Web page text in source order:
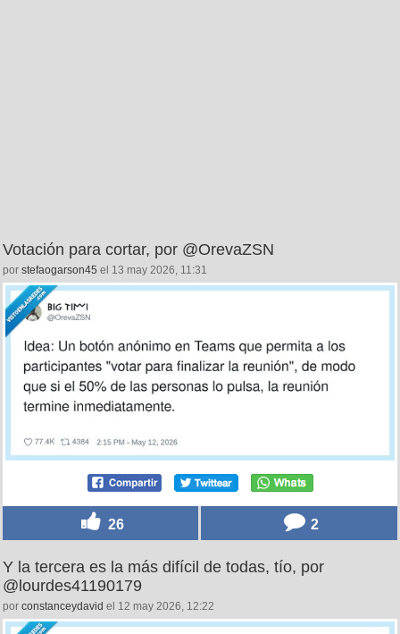
Votación para cortar, por @OrevaZSN
por stefaogarson45 el 13 may 2026, 11:31
26 2
Y la tercera es la más difícil de todas, tío, por
@lourdes41190179
por constanceydavid el 12 may 2026, 12:22